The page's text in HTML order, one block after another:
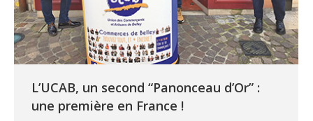
L’UCAB, un second “Panonceau d’Or” :
une première en France !